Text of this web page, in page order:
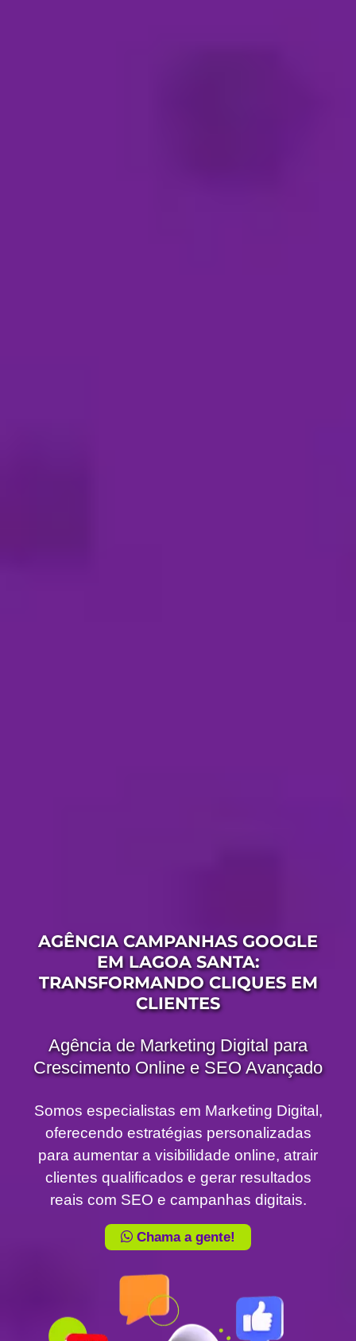
AGÊNCIA CAMPANHAS GOOGLE
EM LAGOA SANTA:
TRANSFORMANDO CLIQUES EM
CLIENTES
Agência de Marketing Digital para
Crescimento Online e SEO Avançado
Somos especialistas em Marketing Digital,
oferecendo estratégias personalizadas
para aumentar a visibilidade online, atrair
clientes qualificados e gerar resultados
reais com SEO e campanhas digitais.
Chama a gente!